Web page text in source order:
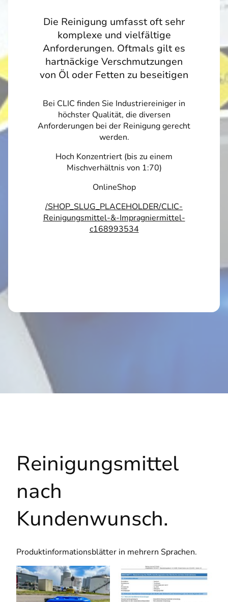
Die Reinigung umfasst oft sehr
komplexe und vielfältige
Anforderungen. Oftmals gilt es
hartnäckige Verschmutzungen
von Öl oder Fetten zu beseitigen
Bei CLIC finden Sie Industriereiniger in
höchster Qualität, die diversen
Anforderungen bei der Reinigung gerecht
werden.
Hoch Konzentriert (bis zu einem
Mischverhältnis von 1:70)
OnlineShop
/SHOP_SLUG_PLACEHOLDER/CLIC-
Reinigungsmittel-&-Impragniermittel-
c168993534
Reinigungsmittel
nach
Kundenwunsch.
Produktinformationsblätter in mehrern Sprachen.